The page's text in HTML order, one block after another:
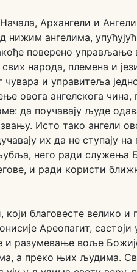
Архангели и
нижим ангелима,
поверено управљање
народа, племена и
и управитеља
овога ангелскога
да поучавају људе
Исто тако ангели
их да не ступају на
него ради служења
и ради користи
благовесте велико и
Ареопагит, састоји
разумевање воље
a преко њих људима.